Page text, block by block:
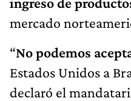
mercado
“No podemos
Estados Unidos a
declaró el